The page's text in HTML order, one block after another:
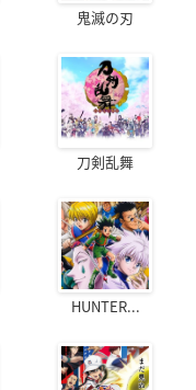
鬼滅の刃
刀剣乱舞
HUNTER...